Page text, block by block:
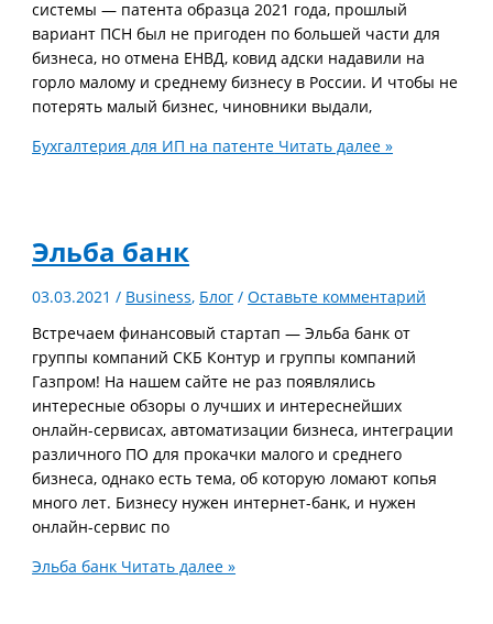
системы — патента образца 2021 года, прошлый
вариант ПСН был не пригоден по большей части для
бизнеса, но отмена ЕНВД, ковид адски надавили на
горло малому и среднему бизнесу в России. И чтобы не
потерять малый бизнес, чиновники выдали,
Бухгалтерия для ИП на патенте Читать далее »
Эльба банк
03.03.2021/ Business, Блог /Оставьте комментарий
Встречаем финансовый стартап — Эльба банк от
группы компаний СКБ Контур и группы компаний
Газпром! На нашем сайте не раз появлялись
интересные обзоры о лучших и интереснейших
онлайн-сервисах, автоматизации бизнеса, интеграции
различного ПО для прокачки малого и среднего
бизнеса, однако есть тема, об которую ломают копья
много лет. Бизнесу нужен интернет-банк, и нужен
онлайн-сервис по
Эльба банк Читать далее »